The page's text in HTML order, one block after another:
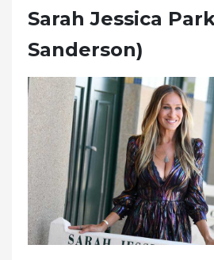
Sarah Jessica
Sanderson)